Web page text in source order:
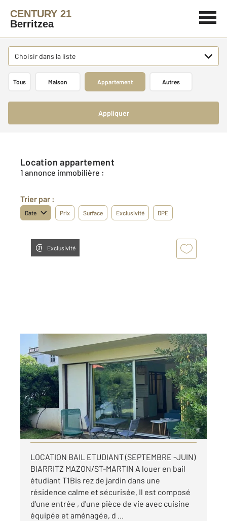
CENTURY 21
Berritzea
Choisir dans la liste
Tous Maison Appartement Autres
Appliquer
Location appartement
1 annonce immobilière :
Trier par :
Date Prix Surface Exclusivité DPE
Exclusivité
BIARRITZ 64
27,39 m2, 1 pièce
Ref : 20151
Appartement Studio à louer
736,54 €
par mois charges comprises
Visiter le site dédié
LOCATION BAIL ETUDIANT (SEPTEMBRE -JUIN)
BIARRITZ MAZON/ST-MARTIN A louer en bail
étudiant T1Bis rez de jardin dans une
résidence calme et sécurisée. Il est composé
d'une entrée , d'une pièce de vie avec cuisine
équipée et aménagée, d ...